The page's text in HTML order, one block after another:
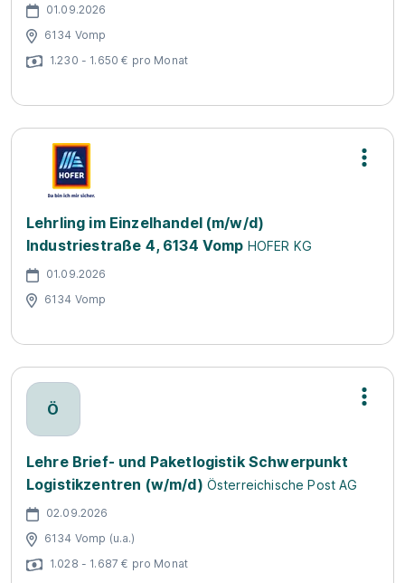
01.09.2026
6134 Vomp
1.230 - 1.650 € pro Monat
Lehrling im Einzelhandel (m/w/d)
Industriestraße 4, 6134 Vomp HOFER KG
01.09.2026
6134 Vomp
Ö
Lehre Brief- und Paketlogistik Schwerpunkt
Logistikzentren (w/m/d) Österreichische Post AG
02.09.2026
6134 Vomp (u.a.)
1.028 - 1.687 € pro Monat